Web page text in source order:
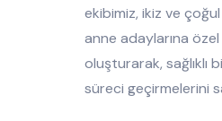
ekibimiz, ikiz ve
anne adaylarına
oluşturarak, sağlıklı
süreci geçirmelerini